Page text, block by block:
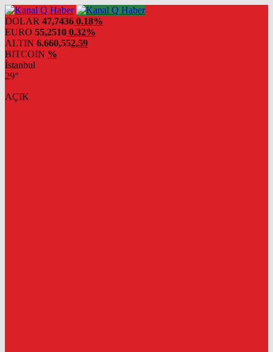
DOLAR 47,7436 0.18%
EURO 55,2510 0.32%
ALTIN 6.660,552,59
BITCOIN %
İstanbul
29°
AÇIK